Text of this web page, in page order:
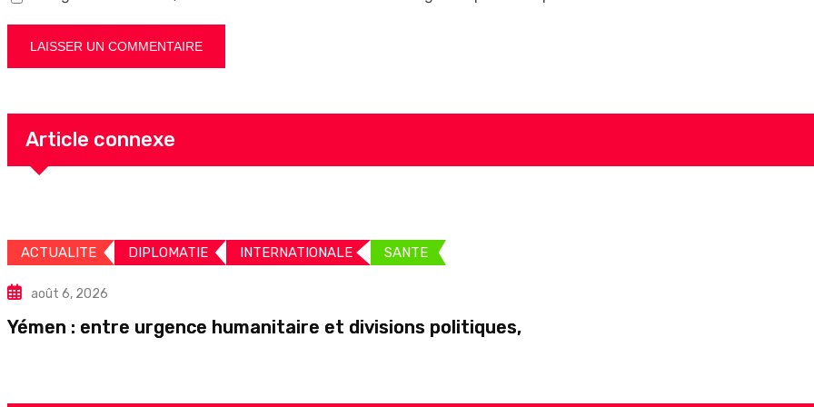
Article connexe
ACTUALITE DIPLOMATIE INTERNATIONALE SANTE
août 6, 2026
Yémen : entre urgence humanitaire et divisions politiques,